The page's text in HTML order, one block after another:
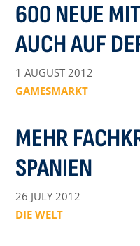
600 NEUE
AUCH AUF
1 AUGUST 2012
GAMESMARKT
MEHR
SPANIEN
26 JULY 2012
DIE WELT